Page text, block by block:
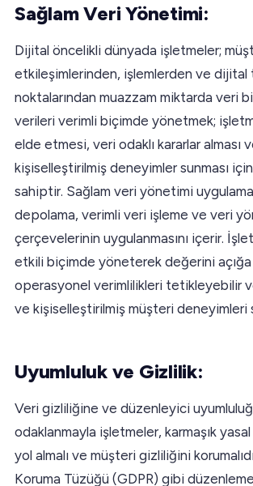
Sağlam Veri Yönetimi:
Dijital öncelikli dünyada işletmeler;
etkileşimlerinden, işlemlerden ve dijital
noktalarından muazzam miktarda veri
verileri verimli biçimde yönetmek;
elde etmesi, veri odaklı kararlar alması
kişiselleştirilmiş deneyimler sunması
sahiptir. Sağlam veri yönetimi
depolama, verimli veri işleme ve veri
çerçevelerinin uygulanmasını içerir.
etkili biçimde yöneterek değerini açığa
operasyonel verimlilikleri tetikleyebilir
ve kişiselleştirilmiş müşteri deneyimleri
Uyumluluk ve Gizlilik:
Veri gizliliğine ve düzenleyici
odaklanmayla işletmeler, karmaşık
yol almalı ve müşteri gizliliğini
Koruma Tüzüğü (GDPR) gibi